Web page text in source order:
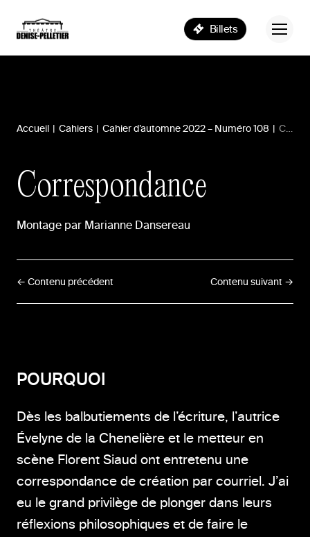
Billets
Accueil | Cahiers | Cahier d’automne 2022 – Numéro 108 | Correspondance
Correspondance
Montage par Marianne Dansereau
← Contenu précédent Contenu suivant →
POURQUOI
Dès les balbutiements de l’écriture, l’autrice
Évelyne de la Chenelière et le metteur en
scène Florent Siaud ont entretenu une
correspondance de création par courriel. J’ai
eu le grand privilège de plonger dans leurs
réflexions philosophiques et de faire le